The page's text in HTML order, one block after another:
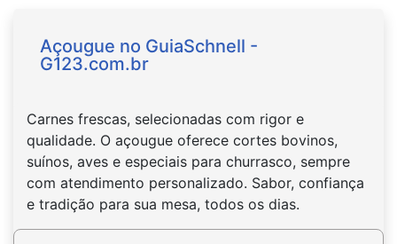
Açougue no GuiaSchnell -
G123.com.br
Carnes frescas, selecionadas com rigor e
qualidade. O açougue oferece cortes bovinos,
suínos, aves e especiais para churrasco, sempre
com atendimento personalizado. Sabor, confiança
e tradição para sua mesa, todos os dias.